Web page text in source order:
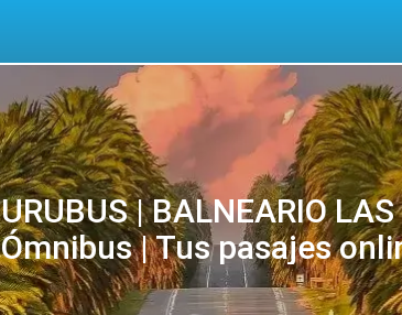
URUBUS | BALNEARIO
Ómnibus | Tus pasajes